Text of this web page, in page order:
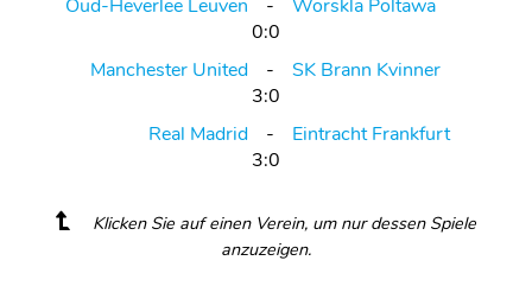
Oud-Heverlee Leuven
Worskla Poltawa
0:0
Manchester United
SK Brann Kvinner
3:0
Real Madrid
Eintracht Frankfurt
3:0
Klicken Sie auf einen Verein, um nur dessen Spiele
anzuzeigen.